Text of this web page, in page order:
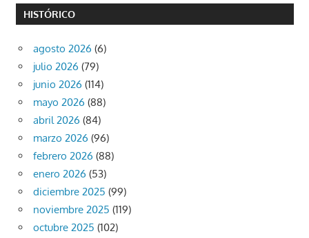
HISTÓRICO
agosto 2026 (6)
julio 2026 (79)
junio 2026 (114)
mayo 2026 (88)
abril 2026 (84)
marzo 2026 (96)
febrero 2026 (88)
enero 2026 (53)
diciembre 2025 (99)
noviembre 2025 (119)
octubre 2025 (102)